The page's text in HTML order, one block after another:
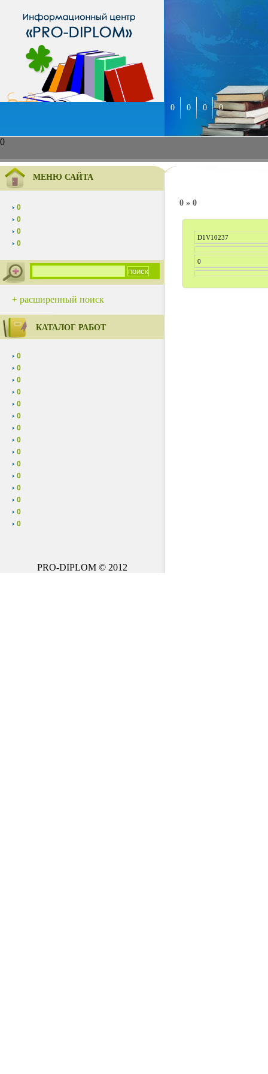
0
0 0 0 0
МЕНЮ САЙТА
0
0
0
0
+ расширенный поиск
КАТАЛОГ РАБОТ
0
0
0
0
0
0
0
0
0
0
0
0
0
0
0
PRO-DIPLOM © 2012
0 » 0
D1V10237
0